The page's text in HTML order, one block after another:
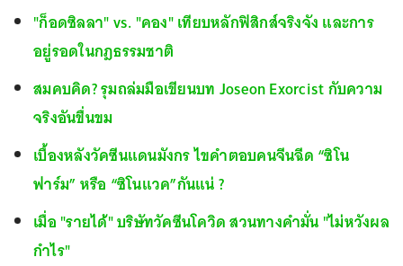
"ก็อดซิลลา" vs. "คอง" เทียบหลักฟิสิกส์จริงจัง และการ
อยู่รอดในกฎธรรมชาติ
สมคบคิด? รุมถล่มมือเขียนบท Joseon Exorcist กับความ
จริงอันขื่นขม
เบื้องหลังวัคซีนแดนมังกร ไขคำตอบคนจีนฉีด “ซิโน
ฟาร์ม” หรือ “ซิโนแวค”กันแน่ ?
เมื่อ "รายได้" บริษัทวัคซีนโควิด สวนทางคำมั่น "ไม่หวังผล
กำไร"